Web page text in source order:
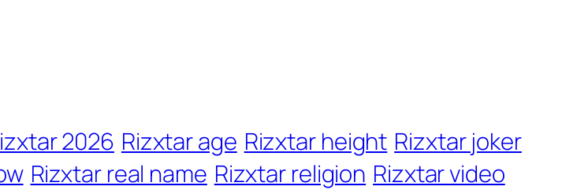
2026 Rizxtar age Rizxtar height Rizxtar joker
Rizxtar real name Rizxtar religion Rizxtar video